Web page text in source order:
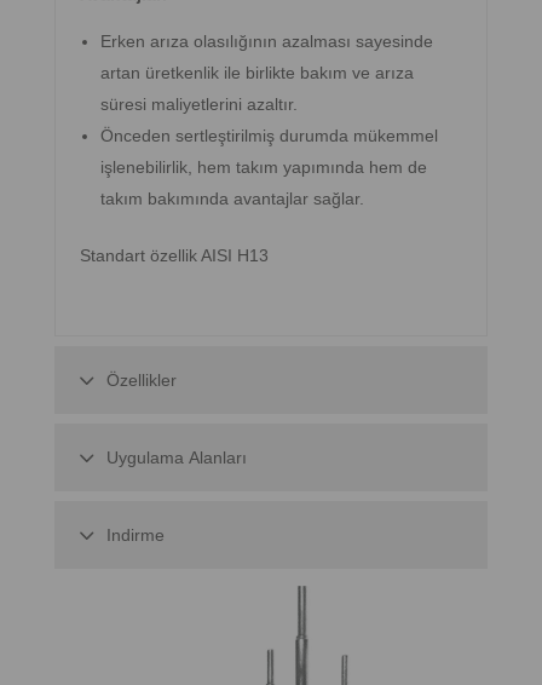
Erken arıza olasılığının azalması sayesinde
artan üretkenlik ile birlikte bakım ve arıza
süresi maliyetlerini azaltır.
Önceden sertleştirilmiş durumda mükemmel
işlenebilirlik, hem takım yapımında hem de
takım bakımında avantajlar sağlar.
Standart özellik AISI H13
Özellikler
Uygulama Alanları
Indirme